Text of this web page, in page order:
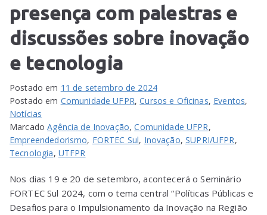
presença com palestras e
discussões sobre inovação
e tecnologia
Postado em 11 de setembro de 2024
Postado em Comunidade UFPR,Cursos e Oficinas, Eventos,
Notícias
MarcadoAgência de Inovação,Comunidade UFPR,
Empreendedorismo, FORTEC Sul, Inovação,SUPRI/UFPR,
Tecnologia, UTFPR
Nos dias 19 e 20 de setembro, acontecerá o Seminário
FORTEC Sul 2024, com o tema central “Políticas Públicas e
Desafios para o Impulsionamento da Inovação na Região